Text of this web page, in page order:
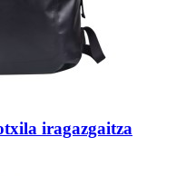
iragazgaitza